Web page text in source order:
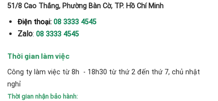
51/8 Cao Thắng, Phường Bàn Cờ, TP. Hồ Chí Minh
Điện thoại: 08 3333 4545
Zalo: 08 3333 4545
Thời gian làm việc
Công ty làm việc từ 8h - 18h30 từ thứ 2 đến thứ 7, chủ nhật
nghỉ
Thời gian nhận bảo hành: